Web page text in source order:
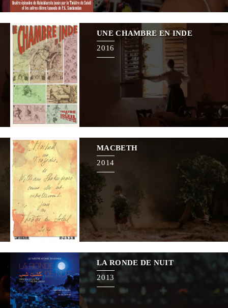
UNE CHAMBRE EN INDE
2016
MACBETH
2014
LA RONDE DE NUIT
2013